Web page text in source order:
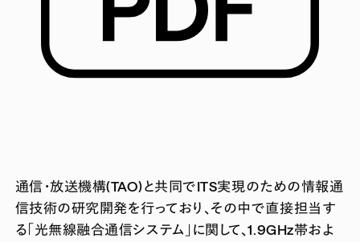
通信・放送機構(TAO)と共同でITS実現のための情報通
信技術の研究開発を行っており、その中で直接担当す
る「光無線融合通信システム」に関して、1.9GHz帯およ